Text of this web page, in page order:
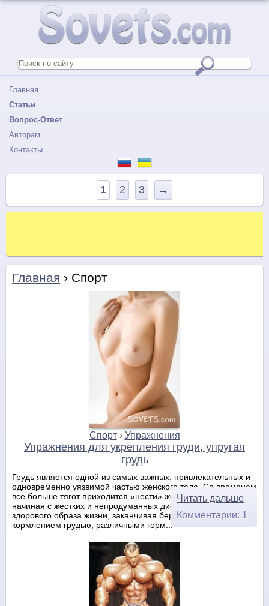
Главная
Статьи
Вопрос-Ответ
Авторам
Контакты
1 2 3 →
Главная › Спорт
Спорт› Упражнения
Упражнения для укрепления груди, упругая
грудь
Грудь является одной из самых важных, привлекательных и
одновременно уязвимой частью женского тела. Со временем
все больше тягот приходится «нести» женской груди:
начиная с жестких и непродуманных диет, отсутствия
здорового образа жизни, заканчивая беременностью,
кормлением грудью, различными горм...
Читать дальше
Комментарии: 1